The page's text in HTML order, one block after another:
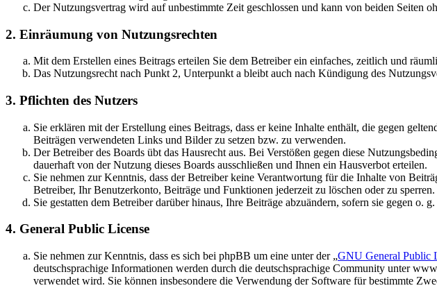
Der Nutzungsvertrag wird auf unbestimmte Zeit geschlossen und kann von beiden Seiten
2. Einräumung von Nutzungsrechten
Mit dem Erstellen eines Beitrags erteilen Sie dem Betreiber ein einfaches, zeitlich und
Das Nutzungsrecht nach Punkt 2, Unterpunkt a bleibt auch nach Kündigung des
3. Pflichten des Nutzers
Sie erklären mit der Erstellung eines Beitrags, dass er keine Inhalte enthält, die gegen
Beiträgen verwendeten Links und Bilder zu setzen bzw. zu verwenden.
Der Betreiber des Boards übt das Hausrecht aus. Bei Verstößen gegen diese
dauerhaft von der Nutzung dieses Boards ausschließen und Ihnen ein Hausverbot erteilen.
Sie nehmen zur Kenntnis, dass der Betreiber keine Verantwortung für die Inhalte von
Betreiber, Ihr Benutzerkonto, Beiträge und Funktionen jederzeit zu löschen oder zu sperren.
Sie gestatten dem Betreiber darüber hinaus, Ihre Beiträge abzuändern, sofern sie gegen
4. General Public License
Sie nehmen zur Kenntnis, dass es sich bei phpBB um eine unter der „GNU General Public
deutschsprachige Informationen werden durch die deutschsprachige Community unter
verwendet wird. Sie können insbesondere die Verwendung der Software für bestimmte